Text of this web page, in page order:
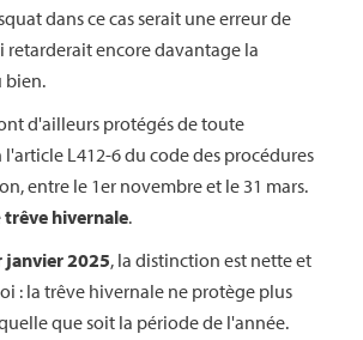
dans ce cas serait une erreur de
encore davantage la
bien.
d'ailleurs protégés de toute
L412-6 du code des procédures
entre le 1er novembre et le 31 mars.
trêve hivernale.
janvier 2025, la distinction est nette et
: la trêve hivernale ne protège plus
que soit la période de l'année.